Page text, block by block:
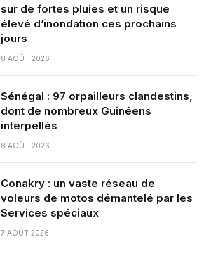
sur de fortes pluies et un risque
élevé d’inondation ces prochains
jours
8 AOÛT 2026
Sénégal : 97 orpailleurs clandestins,
dont de nombreux Guinéens
interpellés
8 AOÛT 2026
Conakry : un vaste réseau de
voleurs de motos démantelé par les
Services spéciaux
7 AOÛT 2026